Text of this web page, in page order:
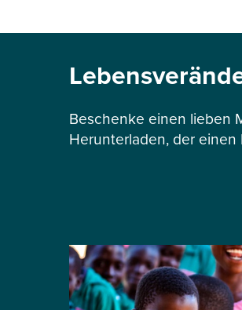
Beschenke einen lieben
Herunterladen, der